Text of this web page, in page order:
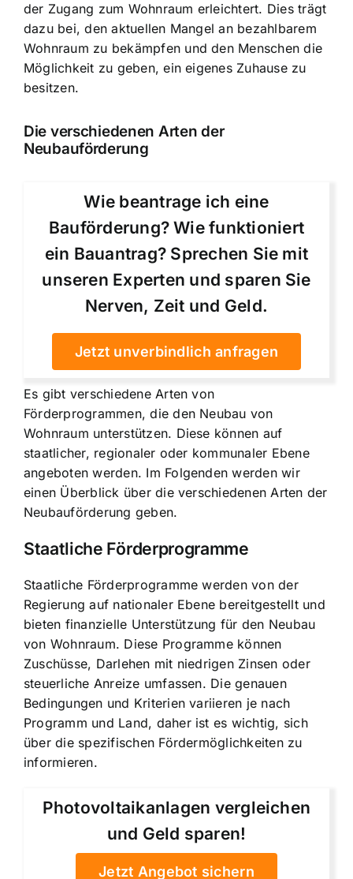
der Zugang zum Wohnraum erleichtert. Dies trägt
dazu bei, den aktuellen Mangel an bezahlbarem
Wohnraum zu bekämpfen und den Menschen die
Möglichkeit zu geben, ein eigenes Zuhause zu
besitzen.
Die verschiedenen Arten der
Neubauförderung
Wie beantrage ich eine
Bauförderung? Wie funktioniert
ein Bauantrag? Sprechen Sie mit
unseren Experten und sparen Sie
Nerven, Zeit und Geld.
Jetzt unverbindlich anfragen
Es gibt verschiedene Arten von
Förderprogrammen, die den Neubau von
Wohnraum unterstützen. Diese können auf
staatlicher, regionaler oder kommunaler Ebene
angeboten werden. Im Folgenden werden wir
einen Überblick über die verschiedenen Arten der
Neubauförderung geben.
Staatliche Förderprogramme
Staatliche Förderprogramme werden von der
Regierung auf nationaler Ebene bereitgestellt und
bieten finanzielle Unterstützung für den Neubau
von Wohnraum. Diese Programme können
Zuschüsse, Darlehen mit niedrigen Zinsen oder
steuerliche Anreize umfassen. Die genauen
Bedingungen und Kriterien variieren je nach
Programm und Land, daher ist es wichtig, sich
über die spezifischen Fördermöglichkeiten zu
informieren.
Photovoltaikanlagen vergleichen
und Geld sparen!
Jetzt Angebot sichern